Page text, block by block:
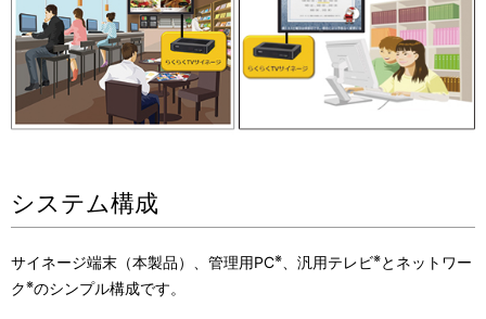
システム構成
サイネージ端末（本製品）、管理用PC※ 、汎用テレビ※とネットワー
ク※のシンプル構成です。